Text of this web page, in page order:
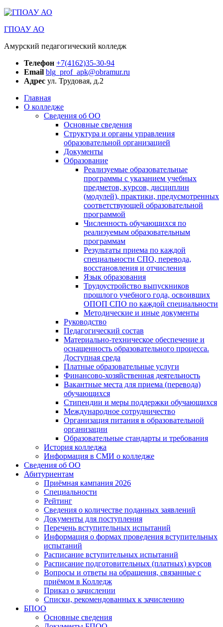
ГПОАУ АО
Амурский педагогический колледж
Телефон +7(4162)35-30-94
Email blg_prof_apk@obramur.ru
Адрес ул. Трудовая, д.2
Главная
О колледже
Сведения об ОО
Основные сведения
Структура и органы управления
образовательной организацией
Документы
Образование
Реализуемые образовательные
программы с указанием учебных
предметов, курсов, дисциплин
(модулей), практики, предусмотренных
соответствующей образовательной
программой
Численность обучающихся по
реализуемым образовательным
программам
Результаты приема по каждой
специальности СПО, перевода,
восстановления и отчисления
Язык образования
Трудоустройство выпускников
прошлого учебного года, освоивших
ОПОП СПО по каждой специальности
Методические и иные документы
Руководство
Педагогический состав
Материально-техническое обеспечение и
оснащенность образовательного процесса.
Доступная среда
Платные образовательные услуги
Финансово-хозяйственная деятельность
Вакантные места для приема (перевода)
обучающихся
Стипендии и меры поддержки обучающихся
Международное сотрудничество
Организация питания в образовательной
организации
Образовательные стандарты и требования
История колледжа
Информация в СМИ о колледже
Сведения об ОО
Абитуриентам
Приёмная кампания 2026
Специальности
Рейтинг
Сведения о количестве поданных заявлений
Документы для поступления
Перечень вступительных испытаний
Информация о формах проведения вступительных
испытаний
Расписание вступительных испытаний
Расписание подготовительных (платных) курсов
Вопросы и ответы на обращения, связанные с
приёмом в Колледж
Приказ о зачислении
Списки, рекомендованных к зачислению
БПОО
Основные сведения